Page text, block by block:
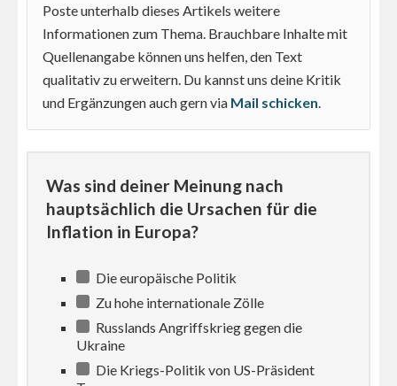
Poste unterhalb dieses Artikels weitere
Informationen zum Thema. Brauchbare Inhalte mit
Quellenangabe können uns helfen, den Text
qualitativ zu erweitern. Du kannst uns deine Kritik
und Ergänzungen auch gern via Mail schicken
Was sind deiner Meinung nach
hauptsächlich die Ursachen für die
Inflation in Europa?
Die europäische Politik
Zu hohe internationale Zölle
Russlands Angriffskrieg gegen die
Ukraine
Die Kriegs-Politik von US-Präsident